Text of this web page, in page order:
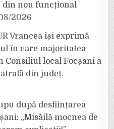
din nou funcțional
2026
Vrancea își exprimă
în care majoritatea
Consiliul local Focșani a
din județ.
după desființarea
„Misăilă mocnea de